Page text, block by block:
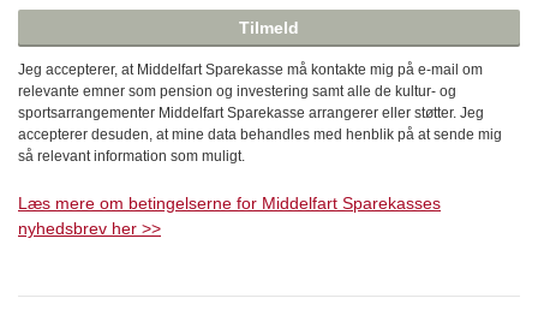
Jeg accepterer, at Middelfart Sparekasse må kontakte mig på e-mail om
relevante emner som pension og investering samt alle de kultur- og
sportsarrangementer Middelfart Sparekasse arrangerer eller støtter. Jeg
accepterer desuden, at mine data behandles med henblik på at sende mig
så relevant information som muligt.
Læs mere om betingelserne for Middelfart Sparekasses
nyhedsbrev her >>